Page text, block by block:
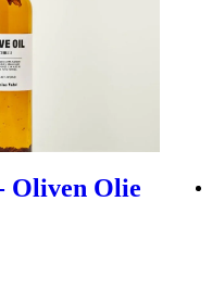
Oliven Olie